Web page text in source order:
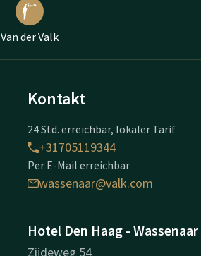
Van der Valk
Kontakt
24 Std. erreichbar, lokaler Tarif
+31705119344
Per E-Mail erreichbar
wassenaar@valk.com
Hotel Den Haag - Wassenaar
Zijdeweg 54